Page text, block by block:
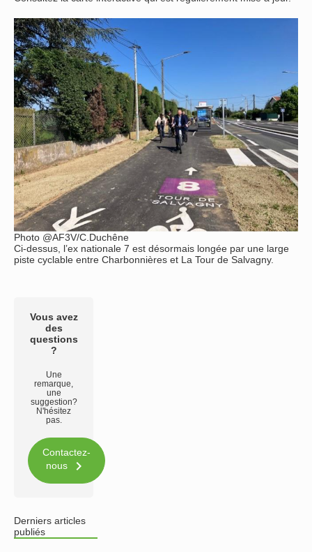
Photo @AF3V/C.Duchêne
Ci-dessus, l’ex nationale 7 est désormais longée par une large
piste cyclable entre Charbonnières et La Tour de Salvagny.
Vous avez
des
questions
?
Une
remarque,
une
suggestion?
N'hésitez
pas.
Contactez-
nous

Derniers articles
publiés